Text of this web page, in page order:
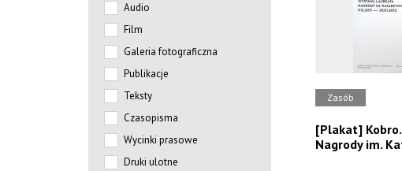
Audio
Film
Galeria fotograficzna
Publikacje
Teksty
Czasopisma
Wycinki prasowe
Druki ulotne
Zasób
[Plakat]
Nagrody im.